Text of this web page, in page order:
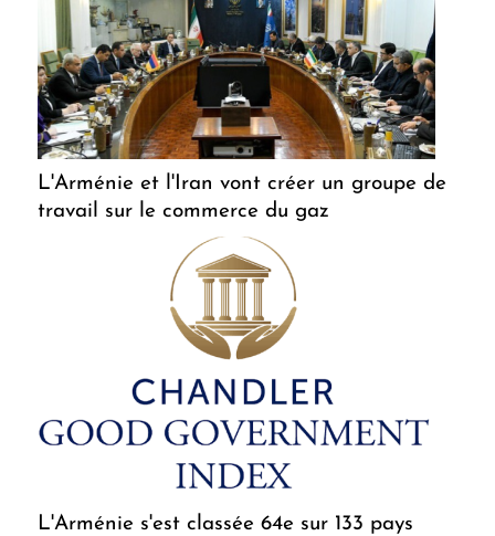
L'Arménie et l'Iran vont créer un groupe de
travail sur le commerce du gaz
L'Arménie s'est classée 64e sur 133 pays